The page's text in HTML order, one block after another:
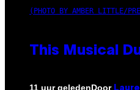
(PHOTO BY AMBER LITTLE/
This Musical
11 uur geledenDoor